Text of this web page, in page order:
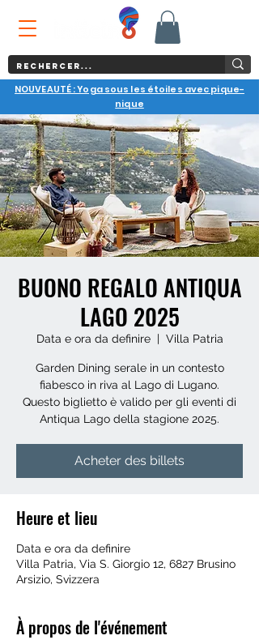
NOUVEAUTÉ : Yoga sous les étoiles avec pique-
nique
BUONO REGALO ANTIQUA
LAGO 2025
Data e ora da definire
  |
Villa Patria
Garden Dining serale in un contesto
fiabesco in riva al Lago di Lugano.
Questo biglietto è valido per gli eventi di
Antiqua Lago della stagione 2025.
Acheter des billets
Heure et lieu
Data e ora da definire
Villa Patria, Via S. Giorgio 12, 6827 Brusino
Arsizio, Svizzera
À propos de l'événement